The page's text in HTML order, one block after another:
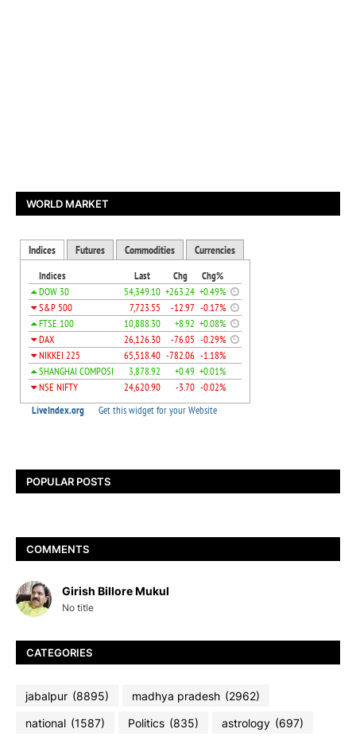
WORLD MARKET
POPULAR POSTS
COMMENTS
Girish Billore Mukul
No title
CATEGORIES
jabalpur (8895) madhya pradesh (2962)
national (1587) Politics (835) astrology (697)